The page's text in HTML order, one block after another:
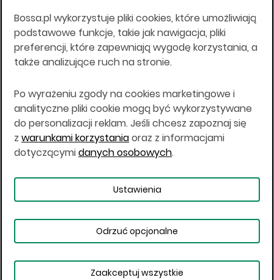
Wszelkie informacje na niniejszej stronie w tym
informacje o produktach inwestycyjnych nie są
kierowane do osób mających miejsce
zamieszkania lub pobytu w Stanach
Japonii, ani w dowolnej innej jurysdykcji, w której
taki materiał byłby sprzeczny z prawem lub w
których zgodne z prawem nabycie produktów
inwestycyjnych nie jest możliwe lub w której nie
jest możliwe złożenie oferty. Prawa obowiązujące
w danej jurysdykcji określają, czy jest możliwe
nabycie poszczególnych produktów
Copyright © 2026 BOŚ | BOSSA.PL
Warunki korzystania
Dane osobowe
Bossa.pl wykorzystuje pliki cookies, które umożliwiają
podstawowe funkcje, takie jak nawigacja, pliki
preferencji, które zapewniają wygodę korzystania, a
także analizujące ruch na stronie.
Po wyrażeniu zgody na cookies marketingowe i
analityczne pliki cookie mogą być wykorzystywane
do personalizacji reklam. Jeśli chcesz zapoznaj się
z warunkami korzystaniaoraz z informacjami
dotyczącymidanych osobowych.
Ustawienia
Odrzuć opcjonalne
Zaakceptuj wszystkie